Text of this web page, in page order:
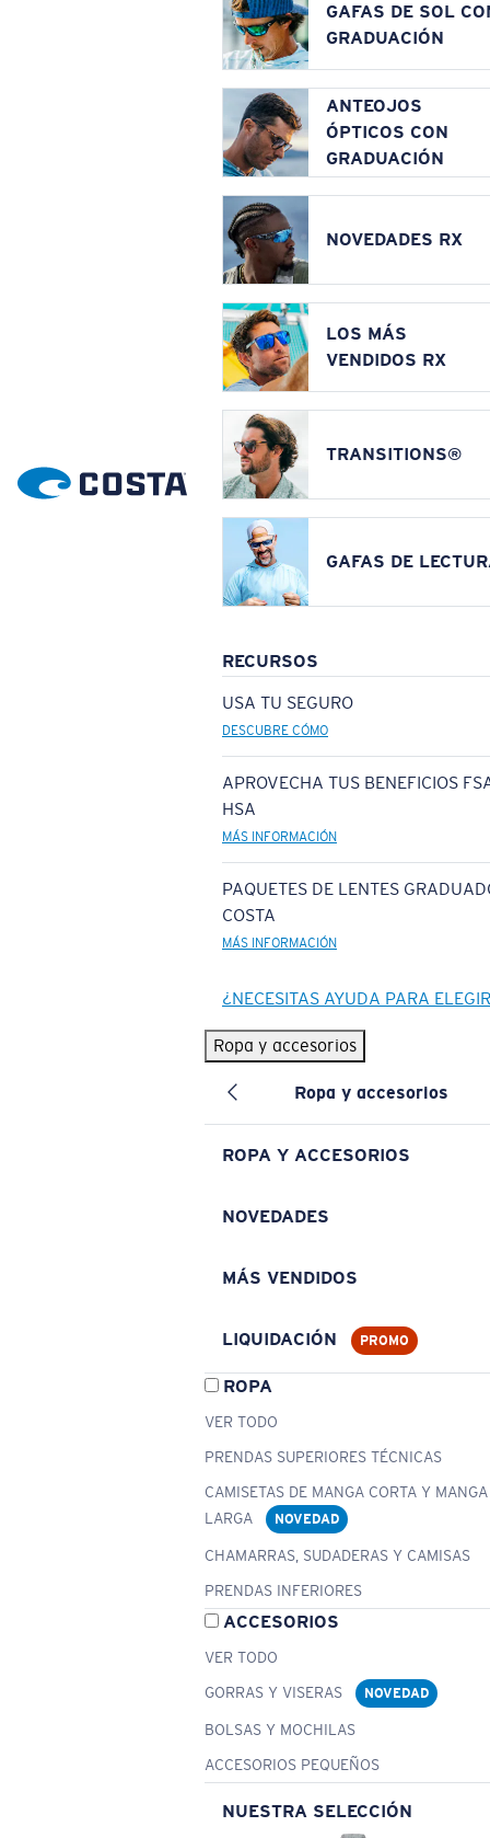
GAFAS DE SOL
GRADUACIÓN
ANTEOJOS
ÓPTICOS CON
GRADUACIÓN
NOVEDADES RX
LOS MÁS
VENDIDOS RX
TRANSITIONS®
GAFAS DE
RECURSOS
USA TU SEGURO
DESCUBRE CÓMO
APROVECHA TUS BENEFICIOS
HSA
MÁS INFORMACIÓN
PAQUETES DE LENTES
COSTA
MÁS INFORMACIÓN
¿NECESITAS AYUDA PARA
Ropa y accesorios
Ropa y accesorios
ROPA Y ACCESORIOS
NOVEDADES
MÁS VENDIDOS
LIQUIDACIÓN PROMO
ROPA
VER TODO
PRENDAS SUPERIORES TÉCNICAS
CAMISETAS DE MANGA CORTA Y MANGA
LARGA
NOVEDAD
CHAMARRAS, SUDADERAS Y CAMISAS
PRENDAS INFERIORES
ACCESORIOS
VER TODO
GORRAS Y VISERAS
NOVEDAD
BOLSAS Y MOCHILAS
ACCESORIOS PEQUEÑOS
NUESTRA SELECCIÓN